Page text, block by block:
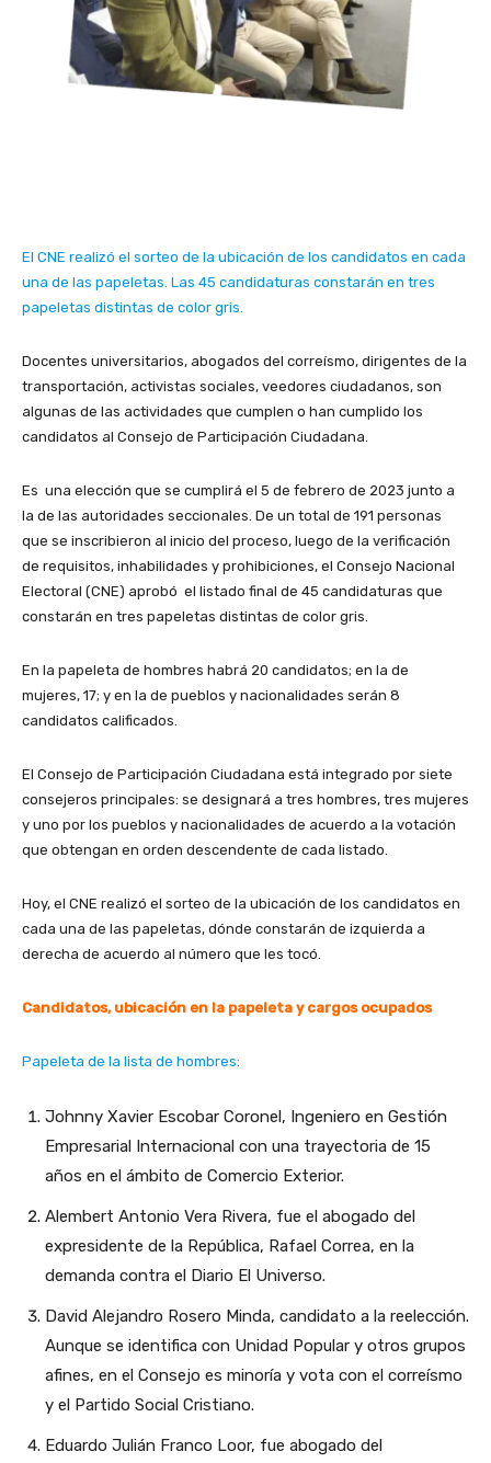
El CNE realizó el sorteo de la ubicación de los candidatos en cada
una de las papeletas. Las 45 candidaturas constarán en tres
papeletas distintas de color gris.
Docentes universitarios, abogados del correísmo, dirigentes de la
transportación, activistas sociales, veedores ciudadanos, son
algunas de las actividades que cumplen o han cumplido los
candidatos al Consejo de Participación Ciudadana.
Es una elección que se cumplirá el 5 de febrero de 2023 junto a
la de las autoridades seccionales. De un total de 191 personas
que se inscribieron al inicio del proceso, luego de la verificación
de requisitos, inhabilidades y prohibiciones, el Consejo Nacional
Electoral (CNE) aprobó el listado final de 45 candidaturas que
constarán en tres papeletas distintas de color gris.
En la papeleta de hombres habrá 20 candidatos; en la de
mujeres, 17; y en la de pueblos y nacionalidades serán 8
candidatos calificados.
El Consejo de Participación Ciudadana está integrado por siete
consejeros principales: se designará a tres hombres, tres mujeres
y uno por los pueblos y nacionalidades de acuerdo a la votación
que obtengan en orden descendente de cada listado.
Hoy, el CNE realizó el sorteo de la ubicación de los candidatos en
cada una de las papeletas, dónde constarán de izquierda a
derecha de acuerdo al número que les tocó.
Candidatos, ubicación en la papeleta y cargos ocupados
Papeleta de la lista de hombres:
Johnny Xavier Escobar Coronel, Ingeniero en Gestión
Empresarial Internacional con una trayectoria de 15
años en el ámbito de Comercio Exterior.
Alembert Antonio Vera Rivera, fue el abogado del
expresidente de la República, Rafael Correa, en la
demanda contra el Diario El Universo.
David Alejandro Rosero Minda, candidato a la reelección.
Aunque se identifica con Unidad Popular y otros grupos
afines, en el Consejo es minoría y vota con el correísmo
y el Partido Social Cristiano.
Eduardo Julián Franco Loor, fue abogado del